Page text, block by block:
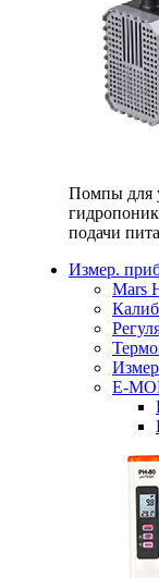
Помпы для
подачи
Измер.
Mars
E-